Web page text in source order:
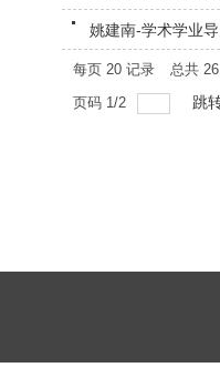
姚建南-学术学业
每页 20记录 总共 26
页码 1/2 跳